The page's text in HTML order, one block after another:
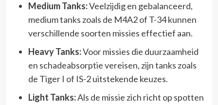
Medium Tanks:Veelzijdig en gebalanceerd,
medium tanks zoals de M4A2 of T-34 kunnen
verschillende soorten missies effectief aan.
Heavy Tanks:Voor missies die duurzaamheid
en schadeabsorptie vereisen, zijn tanks zoals
de Tiger I of IS-2 uitstekende keuzes.
Light Tanks:Als de missie zich richt op spotten